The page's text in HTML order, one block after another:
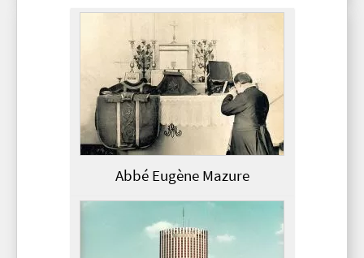
Abbé Eugène Mazure